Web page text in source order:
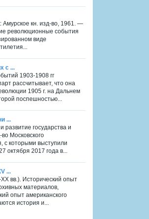
кн. изд-во, 1961. —
революционные события
виде
с ...
1903-1908 гг
рассчитывает, что она
1905 г. на Дальнем
поспешностью...
...
государства и
Московского
с которыми выступили
октября 2017 года в...
...
вв.). Исторический опыт
материалов,
опыт американского
история и...